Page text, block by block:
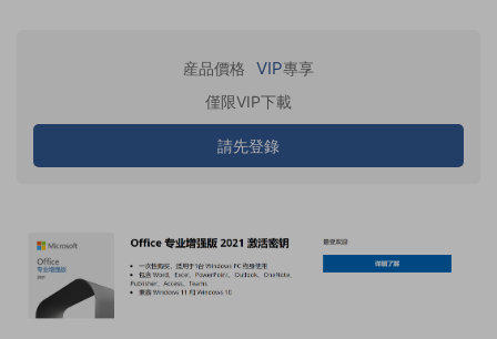
産品價格 VIP專享
僅限VIP下載
請先登錄